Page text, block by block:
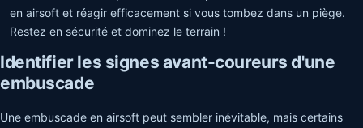
en airsoft et réagir efficacement si vous tombez dans un piège.
Restez en sécurité et dominez le terrain !
Identifier les signes avant-coureurs d'une
embuscade
Une embuscade en airsoft peut sembler inévitable, mais certains